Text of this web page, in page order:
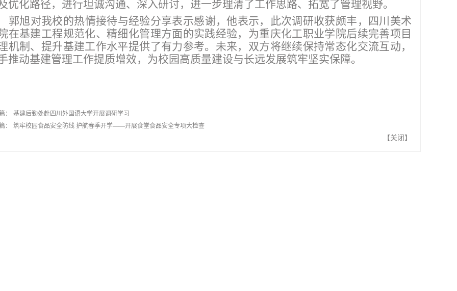
优化路径，进行坦诚沟通、深入研讨，进一步理清了工作思路、拓宽了管理视野。
郭旭对我校的热情接待与经验分享表示感谢，他表示，此次调研收获颇丰，四川美术
在基建工程规范化、精细化管理方面的实践经验，为重庆化工职业学院后续完善项目
机制、提升基建工作水平提供了有力参考。未来，双方将继续保持常态化交流互动，
推动基建管理工作提质增效，为校园高质量建设与长远发展筑牢坚实保障。
：
基建后勤处赴四川外国语大学开展调研学习
：
筑牢校园食品安全防线 护航春季开学——开展食堂食品安全专项大检查
【关闭 】